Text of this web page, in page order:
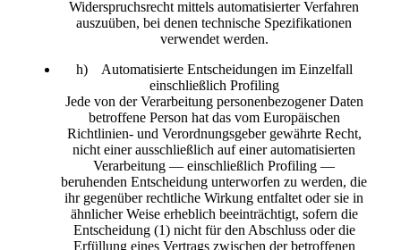
Widerspruchsrecht mittels automatisierter Verfahren
auszuüben, bei denen technische Spezifikationen
verwendet werden.
h) Automatisierte Entscheidungen im Einzelfall
einschließlich Profiling
Jede von der Verarbeitung personenbezogener Daten
betroffene Person hat das vom Europäischen
Richtlinien- und Verordnungsgeber gewährte Recht,
nicht einer ausschließlich auf einer automatisierten
Verarbeitung — einschließlich Profiling —
beruhenden Entscheidung unterworfen zu werden, die
ihr gegenüber rechtliche Wirkung entfaltet oder sie in
ähnlicher Weise erheblich beeinträchtigt, sofern die
Entscheidung (1) nicht für den Abschluss oder die
Erfüllung eines Vertrags zwischen der betroffenen